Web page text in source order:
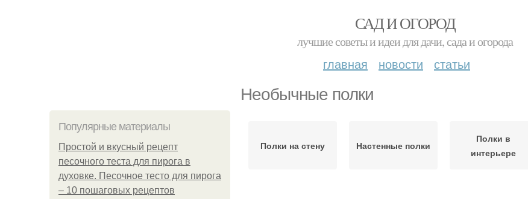
САД И ОГОРОД
лучшие советы и идеи для дачи, сада и огорода
главная новости статьи
Необычные полки
Популярные материалы
Простой и вкусный рецепт
песочного теста для пирога в
духовке. Песочное тесто для пирога
– 10 пошаговых рецептов
Полки на стену Настенные полки
Полки в
интерьере